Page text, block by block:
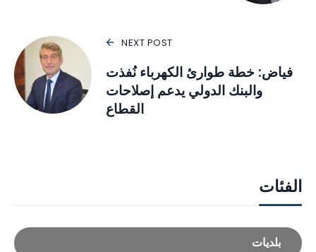
NEXT POST
فياض: خطة طوارئ الكهرباء نُفذت
والبنك الدولي يدعم إصلاحات
القطاع
الفئات
بلديات